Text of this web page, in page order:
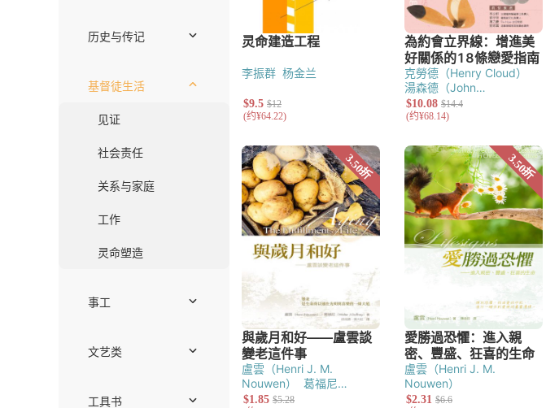
圣经语言
圣经神学
释经
神学
世界基督教与宣教研究
教牧神学
系统神学
历史神学
历史与传记
传记
主题研究
华人教会史
现当代
宗教改革
中世纪
基督徒生活
见证
社会责任
关系与家庭
工作
李振群 杨金兰
克勞德（Henry Cloud）
湯森德（John
Townsend）
盧雲（Henri J. M.
Nouwen）
葛福尼
（Walter Gaffney）
盧雲（Henri J. M.
Nouwen）